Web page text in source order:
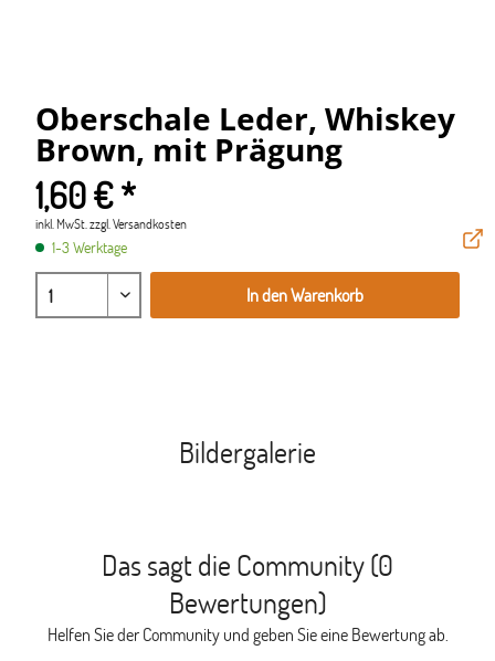
Oberschale Leder, Whiskey
Brown, mit Prägung
1,60 € *
inkl. MwSt.zzgl. Versandkosten
1-3 Werktage
In den Warenkorb
Bildergalerie
Das sagt die Community (0
Bewertungen)
Helfen Sie der Community und geben Sie eine Bewertung ab.